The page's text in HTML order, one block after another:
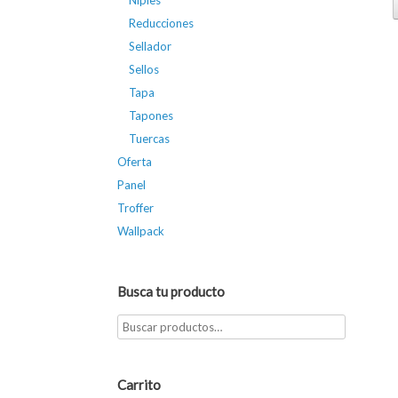
Reducciones
Sellador
Sellos
Tapa
Tapones
Tuercas
Oferta
Panel
Troffer
Wallpack
Busca tu producto
Carrito